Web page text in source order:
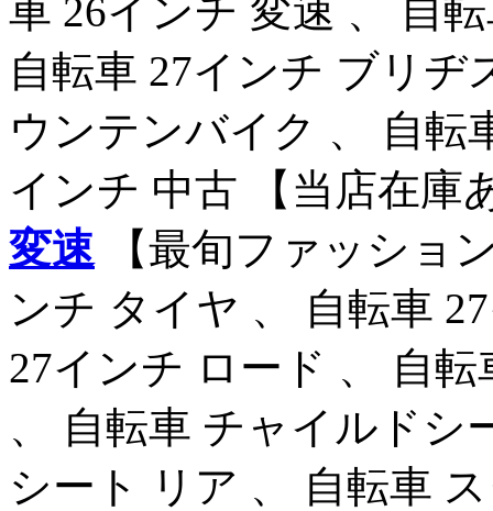
車 26インチ 変速 、 自
自転車 27インチ ブリヂ
ウンテンバイク 、 自転
インチ 中古 【当店在庫
変速 【最旬ファッショ
ンチ タイヤ 、 自転車
27インチ ロード 、 自
、 自転車 チャイルドシ
シート リア 、 自転車